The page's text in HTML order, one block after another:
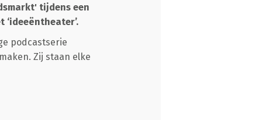
tijdens een
‘ideeëntheater’.
podcastserie
Zij staan elke